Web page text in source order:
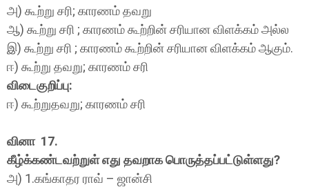
அ) கூற்று சரி; காரணம் தவறு
ஆ) கூற்று சரி ; காரணம் கூற்றின் சரியான விளக்கம் அல்ல
இ) கூற்று சரி ; காரணம் கூற்றின் சரியான விளக்கம் ஆகும்.
ஈ) கூற்று தவறு; காரணம் சரி
விடைகுறிப்பு:
ஈ) கூற்றுதவறு; காரணம் சரி
வினா 17.
கீழ்க்கண்டவற்றுள் எது தவறாக பொருத்தப்பட்டுள்ளது?
அ) 1.கங்காதர ராவ் – ஜான்சி